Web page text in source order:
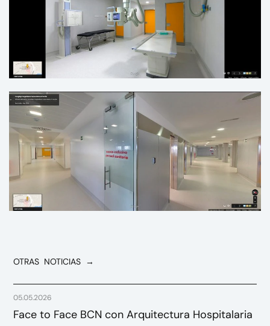
OTRAS NOTICIAS →
Face to Face BCN con Arquitectura Hospitalaria
05.05.2026